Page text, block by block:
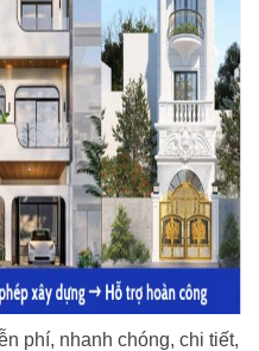
phí, nhanh chóng, chi tiết,